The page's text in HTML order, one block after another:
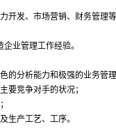
发、市场营销、财务管理等
业管理工作经验。
分析能力和极强的业务管理
要竞争对手的状况；
生产工艺、工序。